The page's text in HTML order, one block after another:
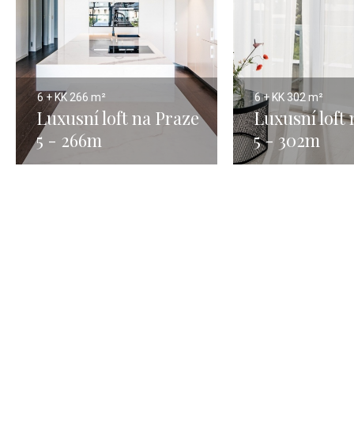
6 + KK 266 m²
Luxusní loft na Praze
5 - 266m
6 + KK 302 m²
Luxusní loft
5 - 302m